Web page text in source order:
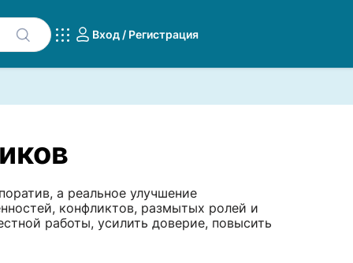
Вход / Регистрация
а реальное улучшение
конфликтов, размытых ролей и
работы, усилить доверие, повысить